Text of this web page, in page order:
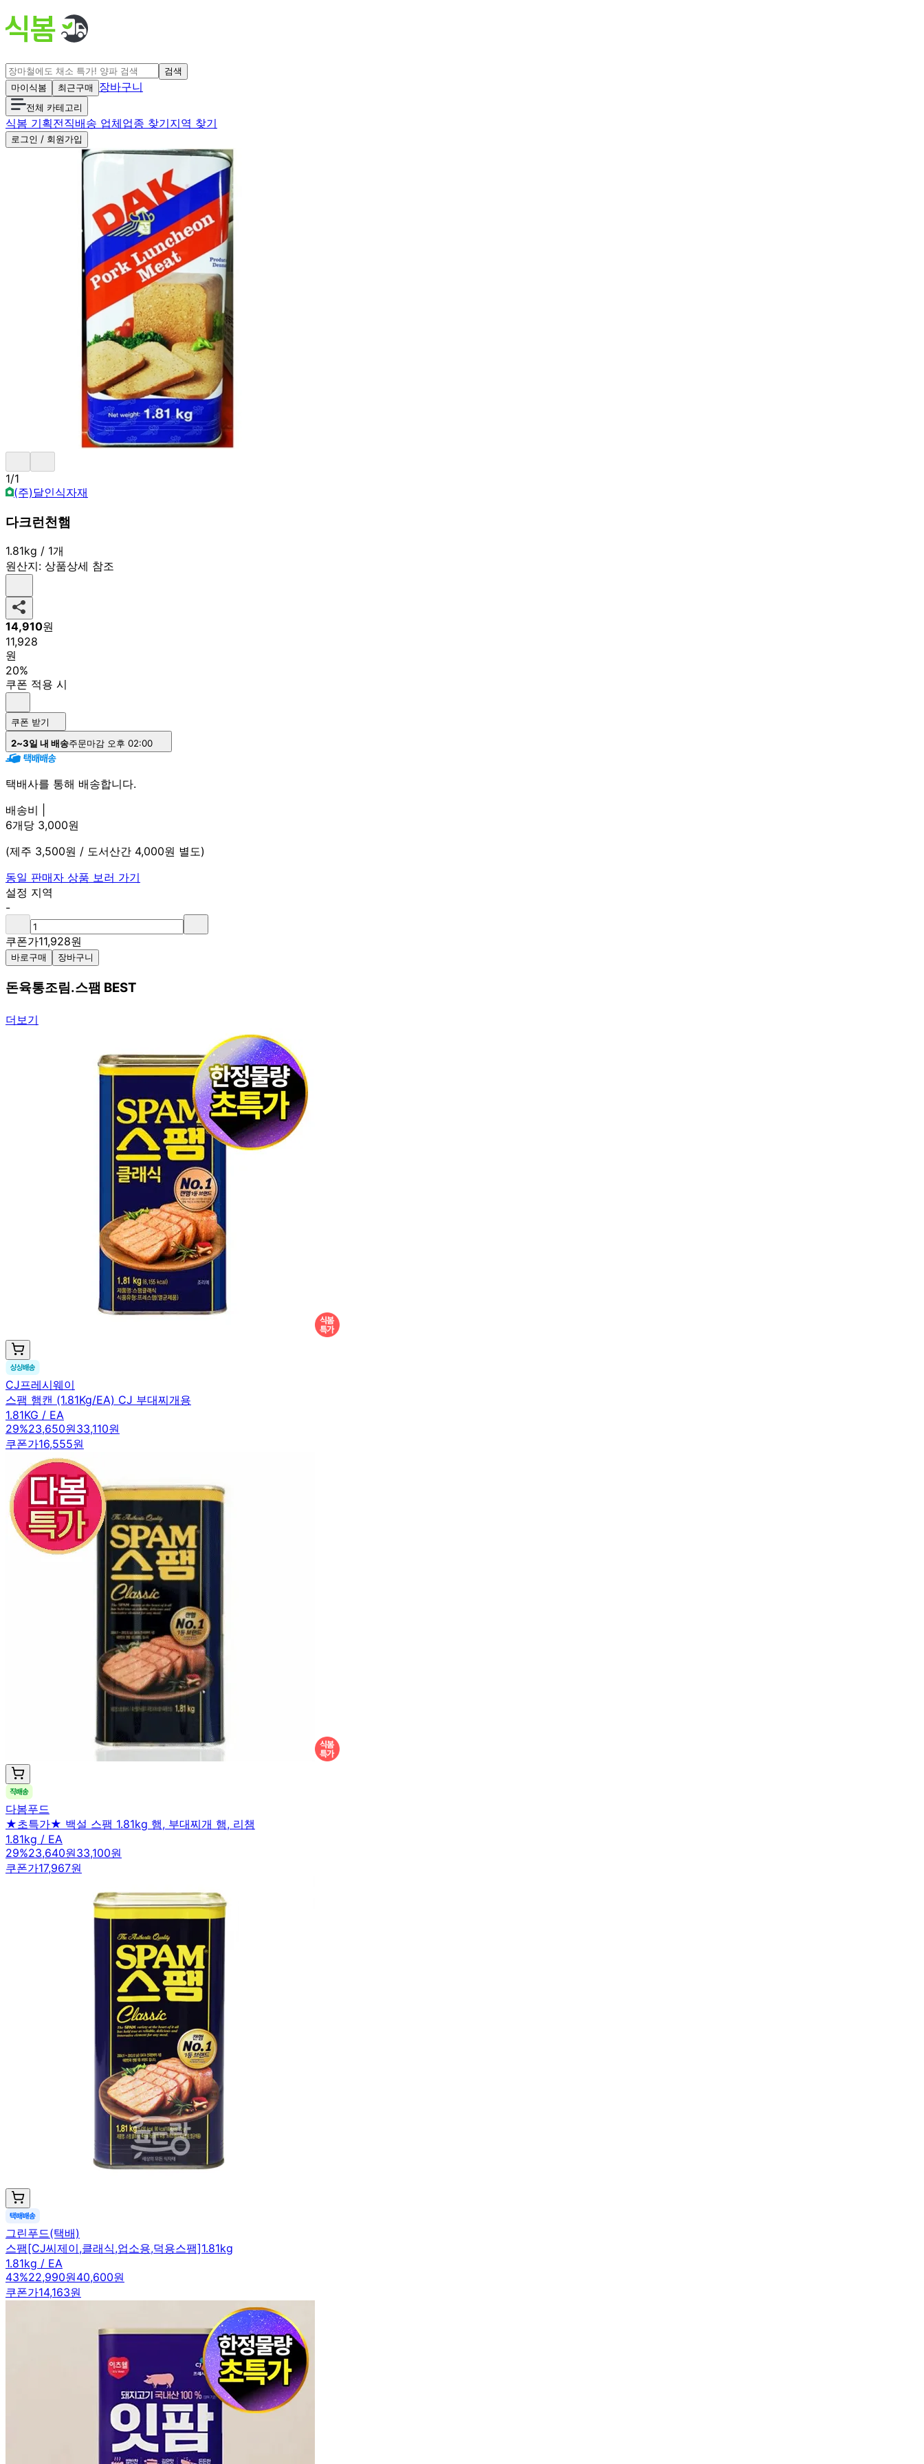
검색
마이식봄
최근구매 장바구니
전체 카테고리
식봄 기획전직배송 업체업종 찾기지역 찾기
로그인 / 회원가입
1/1
(주)달인식자재
다크런천햄
1.81kg / 1개
원산지: 상품상세 참조
14,910원
11,928
원
20%
쿠폰 적용 시
쿠폰 받기
2~3일 내 배송주문마감 오후 02:00
택배사를 통해 배송합니다.
배송비 |
6개당 3,000원
(제주 3,500원 / 도서산간 4,000원 별도)
동일 판매자 상품 보러 가기
설정 지역
-
쿠폰가11,928원
바로구매 장바구니
돈육통조림.스팸 BEST
더보기
CJ프레시웨이
스팸 햄캔 (1.81Kg/EA) CJ 부대찌개용
1.81KG / EA
29%23,650원33,110원
쿠폰가16,555원
다봄푸드
★초특가★ 백설 스팸 1.81kg 햄, 부대찌개 햄, 리챔
1.81kg / EA
29%23,640원33,100원
쿠폰가17,967원
그린푸드(택배)
스팸[CJ씨제이,클래식,업소용,덕용스팸]1.81kg
1.81kg / EA
43%22,990원40,600원
쿠폰가14,163원